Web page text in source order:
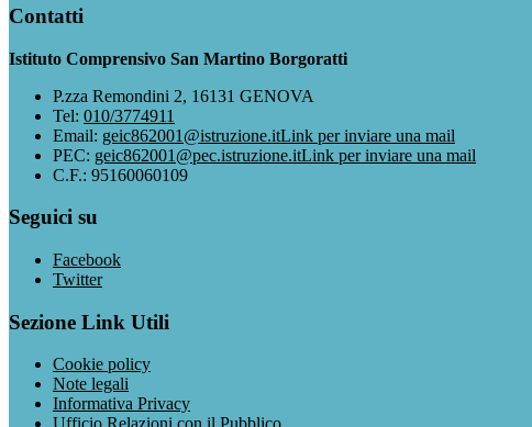
Contatti
Istituto Comprensivo San Martino Borgoratti
P.zza Remondini 2, 16131 GENOVA
Tel: 010/3774911
Email: geic862001@istruzione.itLink per inviare una mail
PEC: geic862001@pec.istruzione.itLink per inviare una mail
C.F.: 95160060109
Seguici su
Facebook
Twitter
Sezione Link Utili
Cookie policy
Note legali
Informativa Privacy